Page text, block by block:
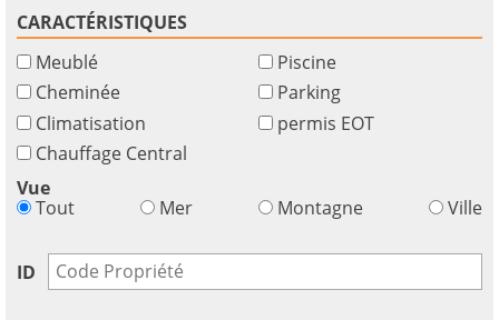
CARACTÉRISTIQUES
Meublé
Cheminée
Climatisation
Piscine
Parking
permis EOT
Chauffage Central
Vue
Tout
Mer Montagne Ville
ID
n'
aavez
pas
un
compte?
S'
inscrire
maintenant!
tous
vos